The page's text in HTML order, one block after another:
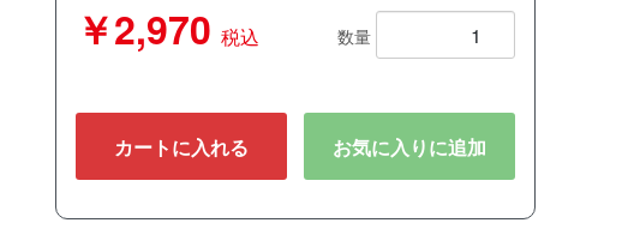
￥2,970 税込 数量
カートに入れる お気に入りに追加